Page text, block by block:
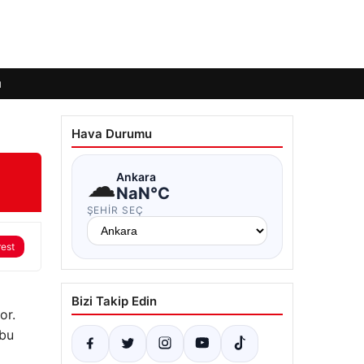
Hava Durumu
☁Ankara
NaN°C
ŞEHIR SEÇ
Bizi Takip Edin